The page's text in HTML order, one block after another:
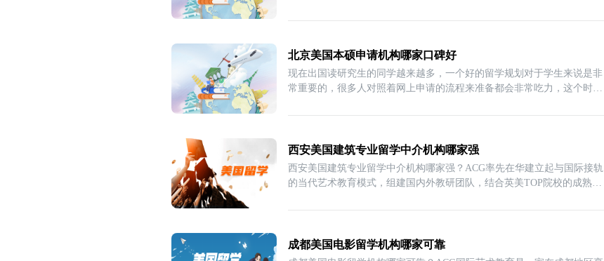
北京美国本硕申请机构哪家口碑好
现在出国读研究生的同学越来越多，一个好的留学规划对于学生来说是非
常重要的，很多人对照着网上申请的流程来准备都会非常吃力，这个时候
西安美国建筑专业留学中介机构哪家强
西安美国建筑专业留学中介机构哪家强？ACG率先在华建立起与国际接轨
的当代艺术教育模式，组建国内外教研团队，结合英美TOP院校的成熟课
成都美国电影留学机构哪家可靠